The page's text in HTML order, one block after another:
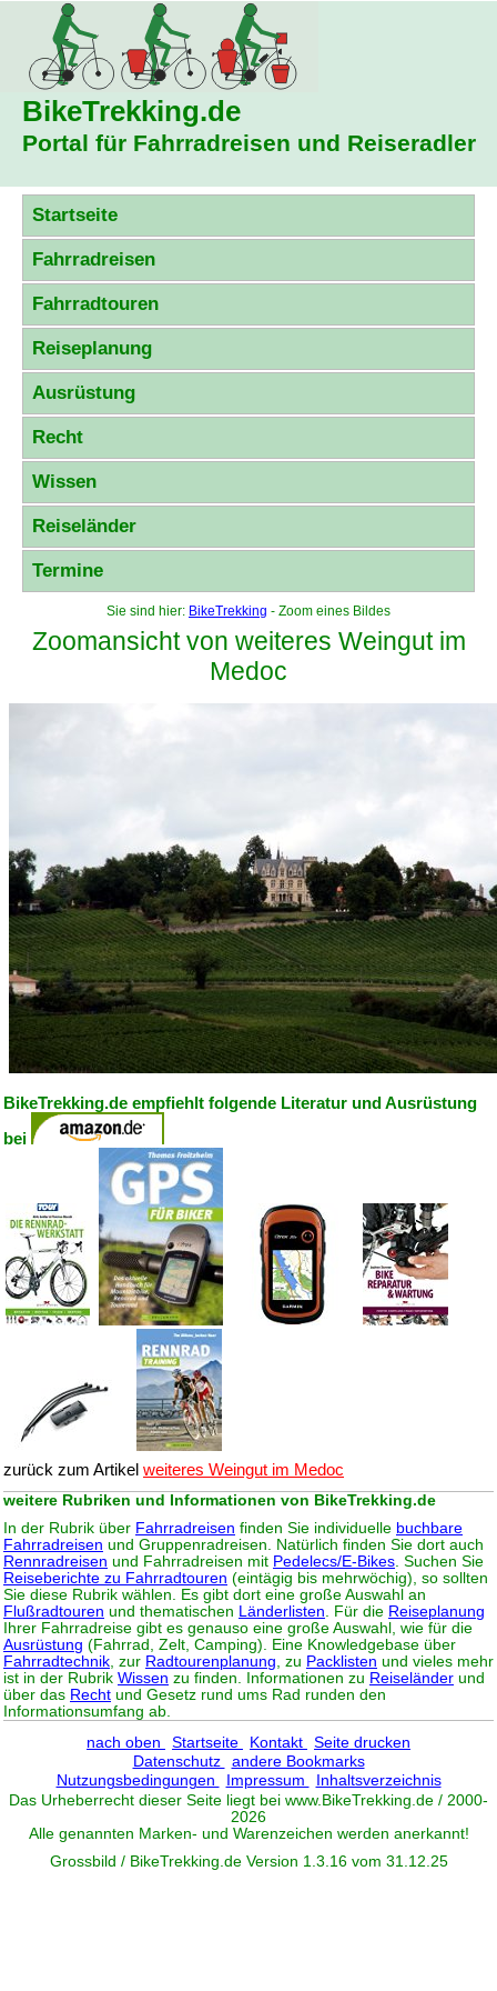
BikeTrekking.de
Portal für Fahrradreisen und Reiseradler
Startseite
Fahrradreisen
Fahrradtouren
Reiseplanung
Ausrüstung
Recht
Wissen
Reiseländer
Termine
Sie sind hier: BikeTrekking - Zoom eines Bildes
Zoomansicht von weiteres Weingut im
Medoc
BikeTrekking.de empfiehlt folgende Literatur und Ausrüstung
bei
zurück zum Artikel weiteres Weingut im Medoc
weitere Rubriken und Informationen von BikeTrekking.de
In der Rubrik über Fahrradreisen finden Sie individuelle buchbare
Fahrradreisen und Gruppenradreisen. Natürlich finden Sie dort auch
Rennradreisen und Fahrradreisen mit Pedelecs/E-Bikes. Suchen Sie
Reiseberichte zu Fahrradtouren (eintägig bis mehrwöchig), so sollten
Sie diese Rubrik wählen. Es gibt dort eine große Auswahl an
Flußradtouren und thematischen Länderlisten. Für die Reiseplanung
Ihrer Fahrradreise gibt es genauso eine große Auswahl, wie für die
Ausrüstung (Fahrrad, Zelt, Camping). Eine Knowledgebase über
Fahrradtechnik, zur Radtourenplanung, zu Packlisten und vieles mehr
ist in der Rubrik Wissen zu finden. Informationen zu Reiseländer und
über das Recht und Gesetz rund ums Rad runden den
Informationsumfang ab.
nach oben
Startseite Kontakt
Seite drucken
Datenschutz
andere Bookmarks
Nutzungsbedingungen
Impressum
Inhaltsverzeichnis
Das Urheberrecht dieser Seite liegt bei www. BikeTrekking.de / 2000-
2026
Alle genannten Marken- und Warenzeichen werden anerkannt!
Grossbild / BikeTrekking.de Version 1.3.16 vom 31.12.25